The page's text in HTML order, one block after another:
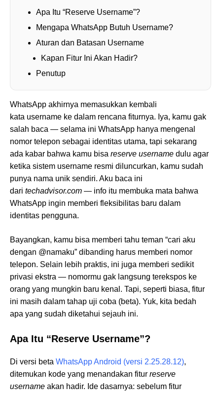
Apa Itu “Reserve Username”?
Mengapa WhatsApp Butuh Username?
Aturan dan Batasan Username
Kapan Fitur Ini Akan Hadir?
Penutup
WhatsApp akhirnya memasukkan kembali
kata username ke dalam rencana fiturnya. Iya, kamu gak
salah baca — selama ini WhatsApp hanya mengenal
nomor telepon sebagai identitas utama, tapi sekarang
ada kabar bahwa kamu bisa reserve username dulu agar
ketika sistem username resmi diluncurkan, kamu sudah
punya nama unik sendiri. Aku baca ini
dari techadvisor.com — info itu membuka mata bahwa
WhatsApp ingin memberi fleksibilitas baru dalam
identitas pengguna.
Bayangkan, kamu bisa memberi tahu teman “cari aku
dengan @namaku” dibanding harus memberi nomor
telepon. Selain lebih praktis, ini juga memberi sedikit
privasi ekstra — nomormu gak langsung terekspos ke
orang yang mungkin baru kenal. Tapi, seperti biasa, fitur
ini masih dalam tahap uji coba (beta). Yuk, kita bedah
apa yang sudah diketahui sejauh ini.
Apa Itu “Reserve Username”?
Di versi beta WhatsApp Android (versi 2.25.28.12),
ditemukan kode yang menandakan fitur reserve
username akan hadir. Ide dasarnya: sebelum fitur